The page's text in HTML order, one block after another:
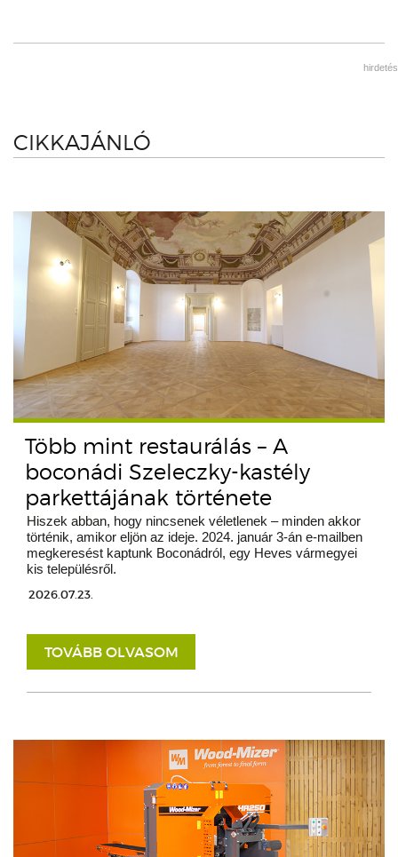
hirdetés
CIKKAJÁNLÓ
Több mint restaurálás – A
boconádi Szeleczky-kastély
parkettájának története
Hiszek abban, hogy nincsenek véletlenek – minden akkor
történik, amikor eljön az ideje. 2024. január 3-án e-mailben
megkeresést kaptunk Boconádról, egy Heves vármegyei
kis településről.
2026.07.23.
TOVÁBB OLVASOM